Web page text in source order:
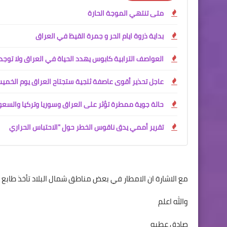
متى تنتهي الموجة الحارة
بداية ذروة ايام الحر و جمرة القيظ في العراق
العواصف الترابية كابوس يهدد الحياة في العراق ولا
عاجل تحذير أقوى عاصفة ثلجية ستجتاح العراق يوم
حالة جوية ممطرة تؤثر على العراق وسوريا وتركيا
تقرير أممي يدق ناقوس الخطر حول "الاحتباس الحراري
مع الاشارة ان الامطار في بعض مناطق شمال البلاد تأخذ طابع
والله اعلم
صادق عطيه